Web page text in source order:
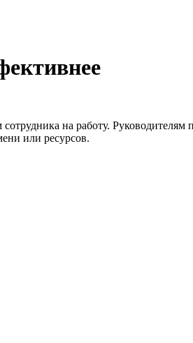
на работу. Руководителям
или ресурсов.